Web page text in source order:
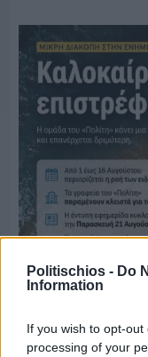
Politischios - Do
Information
If you wish to opt-
processing of your
Μία μικρή αλλά
ομάδα του